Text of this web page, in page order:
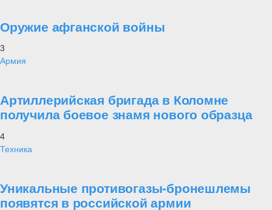
Оружие афганской войны
3
Армия
Артиллерийская бригада в Коломне
получила боевое знамя нового образца
4
Техника
Уникальные противогазы-бронешлемы
появятся в российской армии